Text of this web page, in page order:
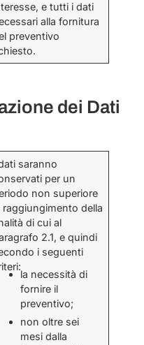
e tutti i dati
alla fornitura
preventivo
dei Dati
saranno
per un
non superiore
raggiungimento della
di cui al
2.1, e quindi
i seguenti
la necessità di
fornire il
preventivo;
non oltre sei
mesi dalla